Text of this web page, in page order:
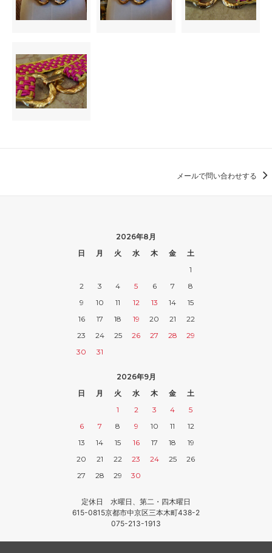
メールで問い合わせする
2026年8月
日
月 火 水 木 金
土
1
2
3 4 5 6 7
8
9
10 11 12 13 14
15
16
17 18 19 20 21
22
23
24 25 26 27 28
29
30
31
2026年9月
日
月 火 水 木 金
土
1
2 3 4
5
6
7 8 9 10 11
12
13
14 15 16 17 18
19
20
21 22 23 24 25
26
27
28 29 30
定休日 水曜日、第二・四木曜日
615-0815京都市中京区三本木町438-2
075-213-1913